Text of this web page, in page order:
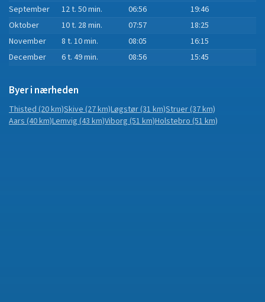
September
12 t. 50 min. 06:56
19:46
Oktober
10 t. 28 min. 07:57
18:25
November
8 t. 10 min. 08:05
16:15
December
6 t. 49 min. 08:56 15:45
Byer i nærheden
Thisted(20 km)Skive(27 km)Løgstør(31 km)Struer(37 km)
Aars(40 km)Lemvig(43 km)Viborg(51 km)Holstebro(51 km)